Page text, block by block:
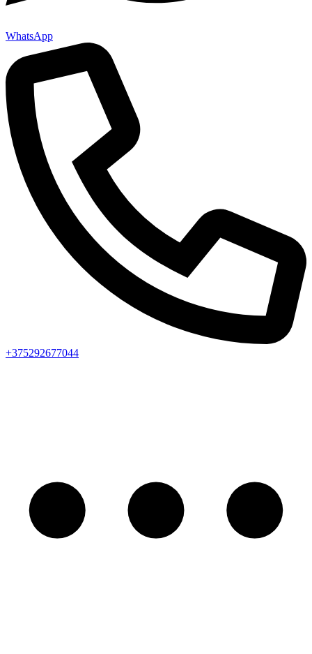
WhatsApp
+375292677044